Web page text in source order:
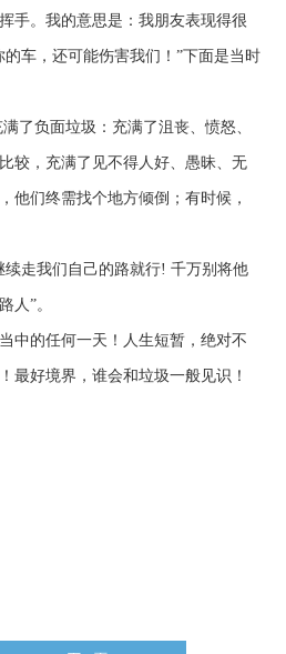
手。我的意思是：我朋友表现得很
车，还可能伤害我们！”下面是当时
负面垃圾：充满了沮丧、愤怒、
较，充满了见不得人好、愚昧、无
他们终需找个地方倾倒；有时候，
走我们自己的路就行! 千万别将他
人”。
中的任何一天！人生短暂，绝对不
最好境界，谁会和垃圾一般见识！